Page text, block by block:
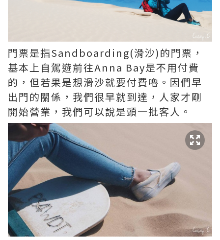
門票是指Sandboarding(滑沙)的門票，
基本上自駕遊前往Anna Bay是不用付費
的，但若果是想滑沙就要付費嚕。因們早
出門的關係，我們很早就到達，人家才剛
開始營業，我們可以說是頭一批客人。